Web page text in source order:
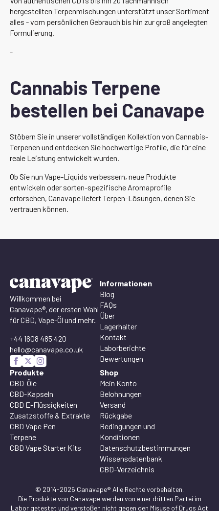
hergestellten Terpenmischungen unterstützt unser Sortiment
alles - vom persönlichen Gebrauch bis hin zur groß angelegten
Formulierung.
-
Cannabis Terpene
bestellen bei Canavape
Stöbern Sie in unserer vollständigen Kollektion von Cannabis-
Terpenen und entdecken Sie hochwertige Profile, die für eine
reale Leistung entwickelt wurden.
Ob Sie nun Vape-Liquids verbessern, neue Produkte
entwickeln oder sorten-spezifische Aromaprofile
erforschen, Canavape liefert Terpen-Lösungen, denen Sie
vertrauen können.
Willkommen bei
Canavape®, der ersten Wahl
für CBD, Vape-Öl und mehr.
+44 1608 485 420
hello@canavape.co.uk
Informationen
Blog
FAQs
Über
Lagerhalter
Kontakt
Laborberichte
Bewertungen
Produkte
CBD-Öle
CBD-Kapseln
CBD E-Flüssigkeiten
Zusatzstoffe & Extrakte
CBD Vape Pen
Terpene
CBD Vape Starter Kits
Shop
Mein Konto
Belohnungen
Versand
Rückgabe
Bedingungen und
Konditionen
Datenschutzbestimmungen
Wissensdatenbank
CBD-Verzeichnis
© 2014-2026 Canavape® Alle Rechte vorbehalten.
Die Produkte von Canavape werden von einer dritten Partei im
Labor getestet und verstoßen nicht gegen den Misuse of Drugs Act